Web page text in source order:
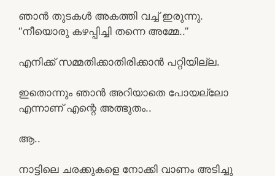
ഞാൻ തുടകൾ അകത്തി വച്ച് ഇരുന്നു.
“നീയൊരു കഴപ്പിച്ചി തന്നെ അമ്മേ..”
എനിക്ക് സമ്മതിക്കാതിരിക്കാൻ പറ്റിയില്ല.
ഇതൊന്നും ഞാൻ അറിയാതെ പോയല്ലോ
എന്നാണ് എന്റെ അത്ഭുതം..
ആ..
നാട്ടിലെ ചരക്കുകളെ നോക്കി വാണം അടിച്ചു